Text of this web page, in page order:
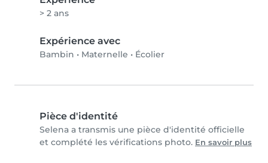
> 2 ans
Expérience avec
Bambin • Maternelle • Écolier
Pièce d'identité
Selena a transmis une pièce d'identité officielle
et complété les vérifications photo. En savoir plus